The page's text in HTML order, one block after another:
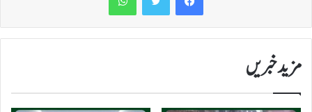
مزید خبریں